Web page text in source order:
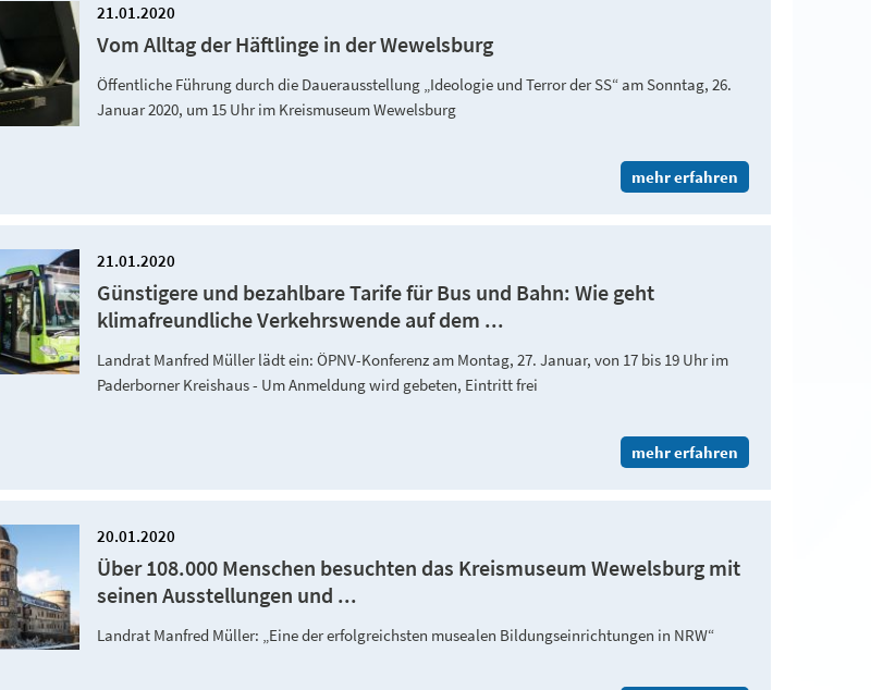
21.01.2020
Vom Alltag der Häftlinge in der Wewelsburg
Öffentliche Führung durch die Dauerausstellung „Ideologie und Terror der SS“ am Sonntag, 26.
Januar 2020, um 15 Uhr im Kreismuseum Wewelsburg
mehr erfahren
21.01.2020
Günstigere und bezahlbare Tarife für Bus und Bahn: Wie geht
klimafreundliche Verkehrswende auf dem ...
Landrat Manfred Müller lädt ein: ÖPNV-Konferenz am Montag, 27. Januar, von 17 bis 19 Uhr im
Paderborner Kreishaus - Um Anmeldung wird gebeten, Eintritt frei
mehr erfahren
20.01.2020
Über 108.000 Menschen besuchten das Kreismuseum Wewelsburg mit
seinen Ausstellungen und ...
Landrat Manfred Müller: „Eine der erfolgreichsten musealen Bildungseinrichtungen in NRW“